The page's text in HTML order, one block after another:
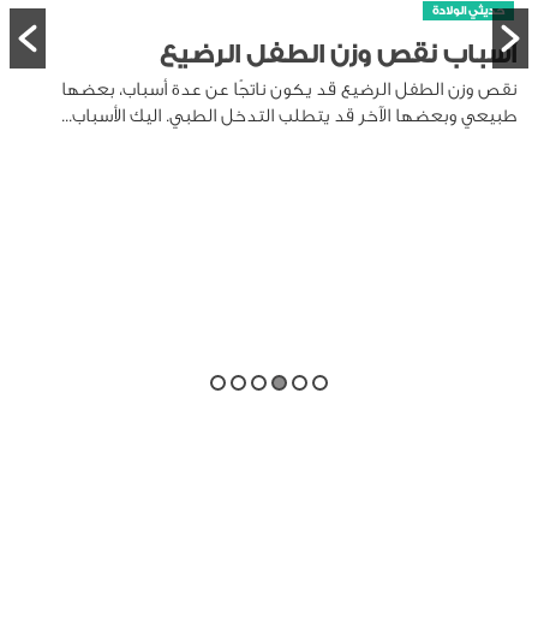
حديثي الولادة
أسباب نقص وزن الطفل الرضيع
نقص وزن الطفل الرضيع قد يكون ناتجًا عن عدة أسباب، بعضها
طبيعي وبعضها الآخر قد يتطلب التدخل الطبي. اليك الأسباب...